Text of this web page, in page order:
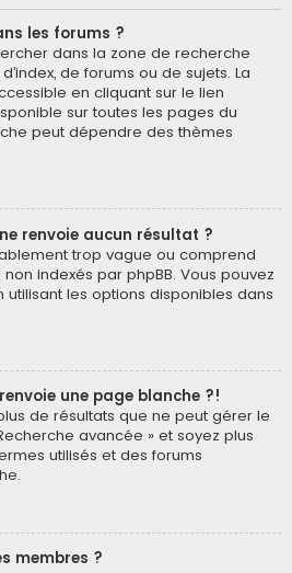
les forums ?
dans la zone de recherche
de forums ou de sujets. La
en cliquant sur le lien
sur toutes les pages du
peut dépendre des thèmes
renvoie aucun résultat ?
trop vague ou comprend
indexés par phpBB. Vous pouvez
les options disponibles dans
une page blanche ?!
de résultats que ne peut gérer le
avancée » et soyez plus
utilisés et des forums
membres ?